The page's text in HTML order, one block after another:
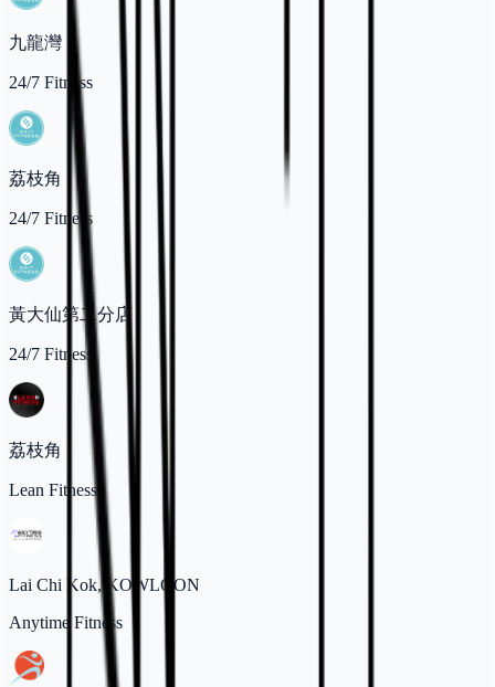
九龍灣
24/7 Fitness
荔枝角
24/7 Fitness
黃大仙第二分店
24/7 Fitness
荔枝角
Lean Fitness
Lai Chi Kok, KOWLOON
Anytime Fitness